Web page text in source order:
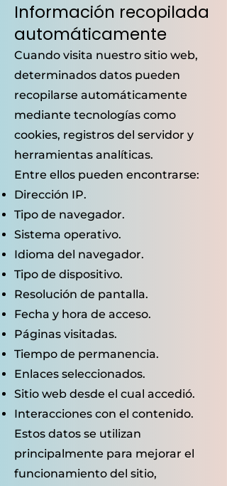
Información recopilada
automáticamente
Cuando visita nuestro sitio web,
determinados datos pueden
recopilarse automáticamente
mediante tecnologías como
cookies, registros del servidor y
herramientas analíticas.
Entre ellos pueden encontrarse:
Dirección IP.
Tipo de navegador.
Sistema operativo.
Idioma del navegador.
Tipo de dispositivo.
Resolución de pantalla.
Fecha y hora de acceso.
Páginas visitadas.
Tiempo de permanencia.
Enlaces seleccionados.
Sitio web desde el cual accedió.
Interacciones con el contenido.
Estos datos se utilizan
principalmente para mejorar el
funcionamiento del sitio,